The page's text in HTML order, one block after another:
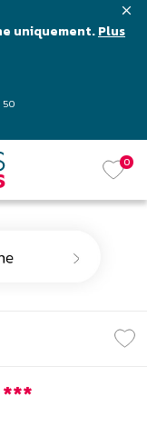
uniquement.Plus
50
0